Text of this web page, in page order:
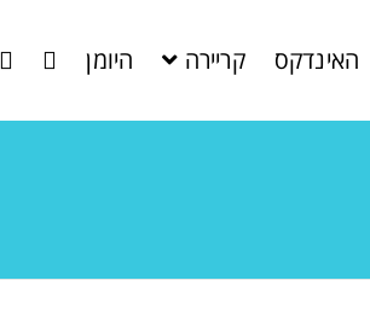
האינדקס קריירה היומן